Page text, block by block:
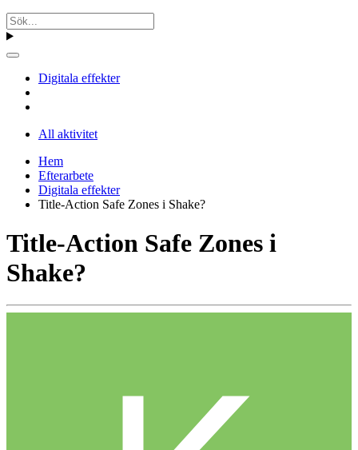
Digitala effekter
All aktivitet
Hem
Efterarbete
Digitala effekter
Title-Action Safe Zones i Shake?
Title-Action Safe Zones i
Shake?